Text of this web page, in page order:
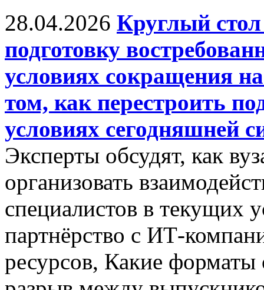
28.04.2026 Круглый
подготовку
условиях сокращения
том, как перестроить
условиях сегодняшней
Эксперты обсудят, как
организовать
специалистов в текущих
партнёрство с ИТ-
ресурсов, Какие